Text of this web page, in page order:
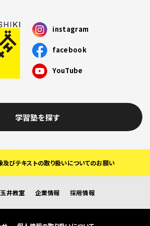
instagram
facebook
YouTube
学習塾を探す
びテキストの取り扱いについてのお願い
井教室 企業情報 採用情報